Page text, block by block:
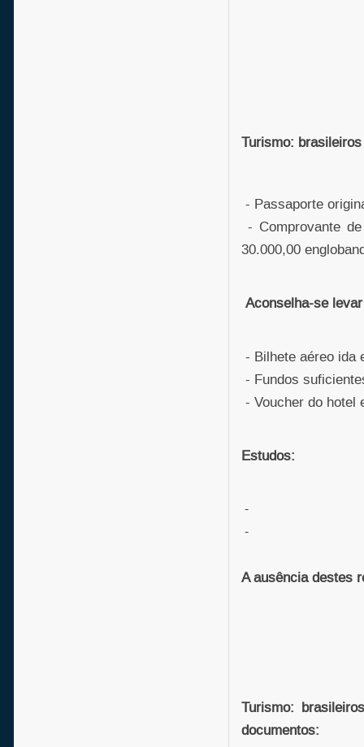
Turismo:
- Passaporte
- Comprovante
30.000,00
Aconselha-se
- Bilhete aéreo ida
- Fundos
- Voucher do hotel
Estudos:
-
-
A ausência destes
Turismo:
documentos: